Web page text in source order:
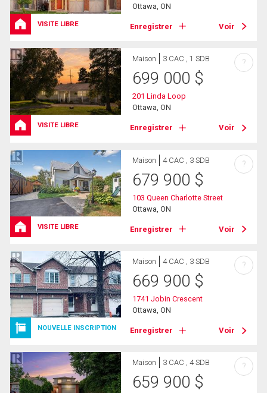
VISITE LIBRE
Ottawa, ON
Enregistrer Voir
VISITE LIBRE
Maison 3 CAC , 1 SDB
699 000 $
201 Linda Loop
Ottawa, ON
Enregistrer Voir
?
VISITE LIBRE
Maison 4 CAC , 3 SDB
679 900 $
103 Queen Charlotte Street
Ottawa, ON
Enregistrer Voir
?
NOUVELLE INSCRIPTION
Maison 4 CAC , 3 SDB
669 900 $
1741 Jobin Crescent
Ottawa, ON
Enregistrer Voir
?
Maison 3 CAC , 4 SDB
659 900 $
?